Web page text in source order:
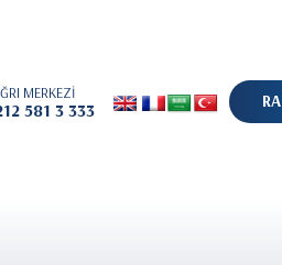
MERKEZİ
581 3 333